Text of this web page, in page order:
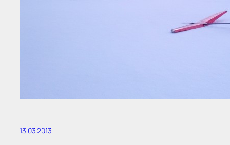
13.03.2013